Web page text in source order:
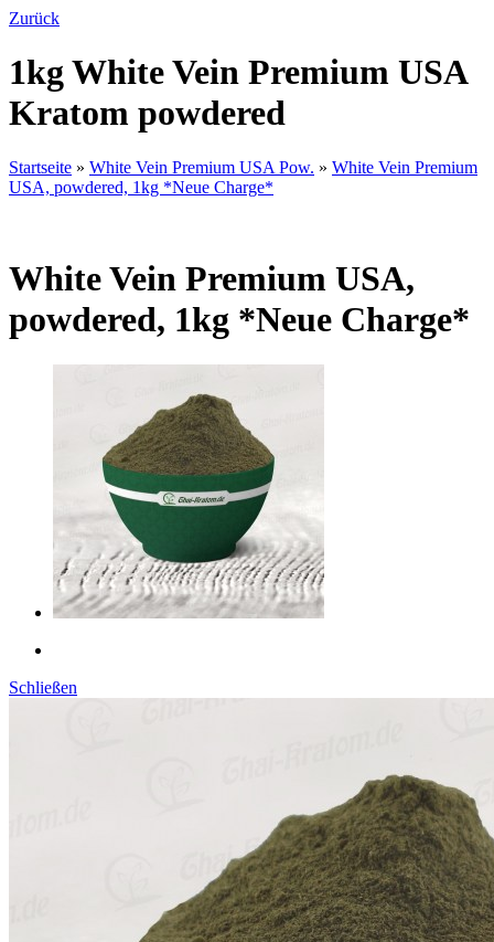
Zurück
1kg White Vein Premium USA
Kratom powdered
Startseite » White Vein Premium USA Pow. » White Vein Premium
USA, powdered, 1kg *Neue Charge*
White Vein Premium USA,
powdered, 1kg *Neue Charge*
Schließen